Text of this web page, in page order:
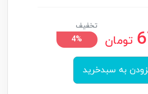
تومان
تخفیف
4%
به سبدخرید